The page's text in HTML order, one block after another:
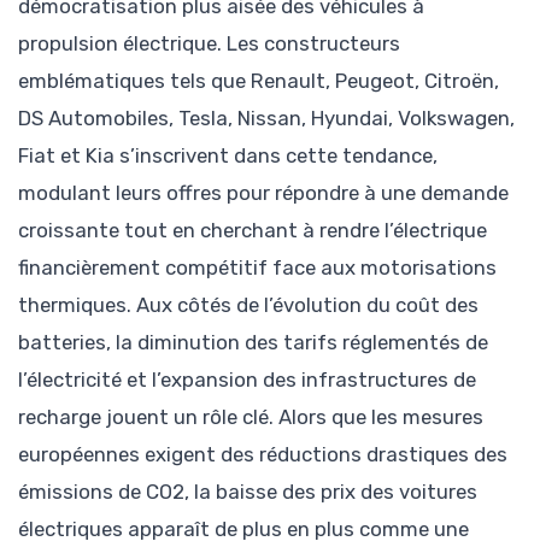
démocratisation plus aisée des véhicules à
propulsion électrique. Les constructeurs
emblématiques tels que Renault, Peugeot, Citroën,
DS Automobiles, Tesla, Nissan, Hyundai, Volkswagen,
Fiat et Kia s’inscrivent dans cette tendance,
modulant leurs offres pour répondre à une demande
croissante tout en cherchant à rendre l’électrique
financièrement compétitif face aux motorisations
thermiques. Aux côtés de l’évolution du coût des
batteries, la diminution des tarifs réglementés de
l’électricité et l’expansion des infrastructures de
recharge jouent un rôle clé. Alors que les mesures
européennes exigent des réductions drastiques des
émissions de CO2, la baisse des prix des voitures
électriques apparaît de plus en plus comme une